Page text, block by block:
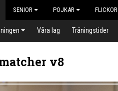
SENIOR POJKAR FLICKOR
Våra lag Träningstider
v8